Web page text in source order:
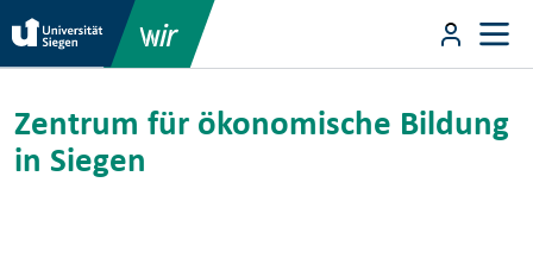
Direkt zum Inhalt
User
Zentrum für ökonomische Bildung
in Siegen